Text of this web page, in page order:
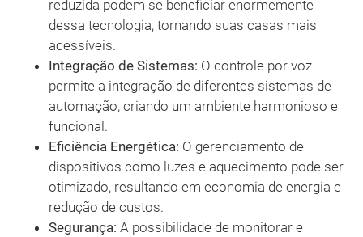
reduzida podem se beneficiar enormemente
dessa tecnologia, tornando suas casas mais
acessíveis.
Integração de Sistemas: O controle por voz
permite a integração de diferentes sistemas de
automação, criando um ambiente harmonioso e
funcional.
Eficiência Energética: O gerenciamento de
dispositivos como luzes e aquecimento pode ser
otimizado, resultando em economia de energia e
redução de custos.
Segurança: A possibilidade de monitorar e